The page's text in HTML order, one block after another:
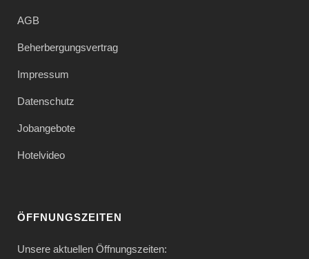
AGB
Beherbergungsvertrag
Impressum
Datenschutz
Jobangebote
Hotelvideo
ÖFFNUNGSZEITEN
Unsere aktuellen Öffnungszeiten: